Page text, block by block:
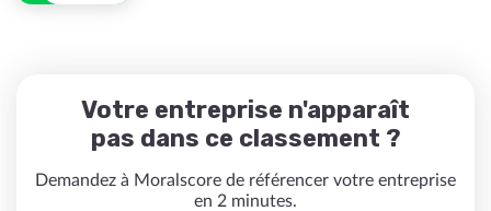
Votre entreprise n'apparaît
pas dans ce classement ?
Demandez à Moralscore de référencer votre entreprise
en 2 minutes.